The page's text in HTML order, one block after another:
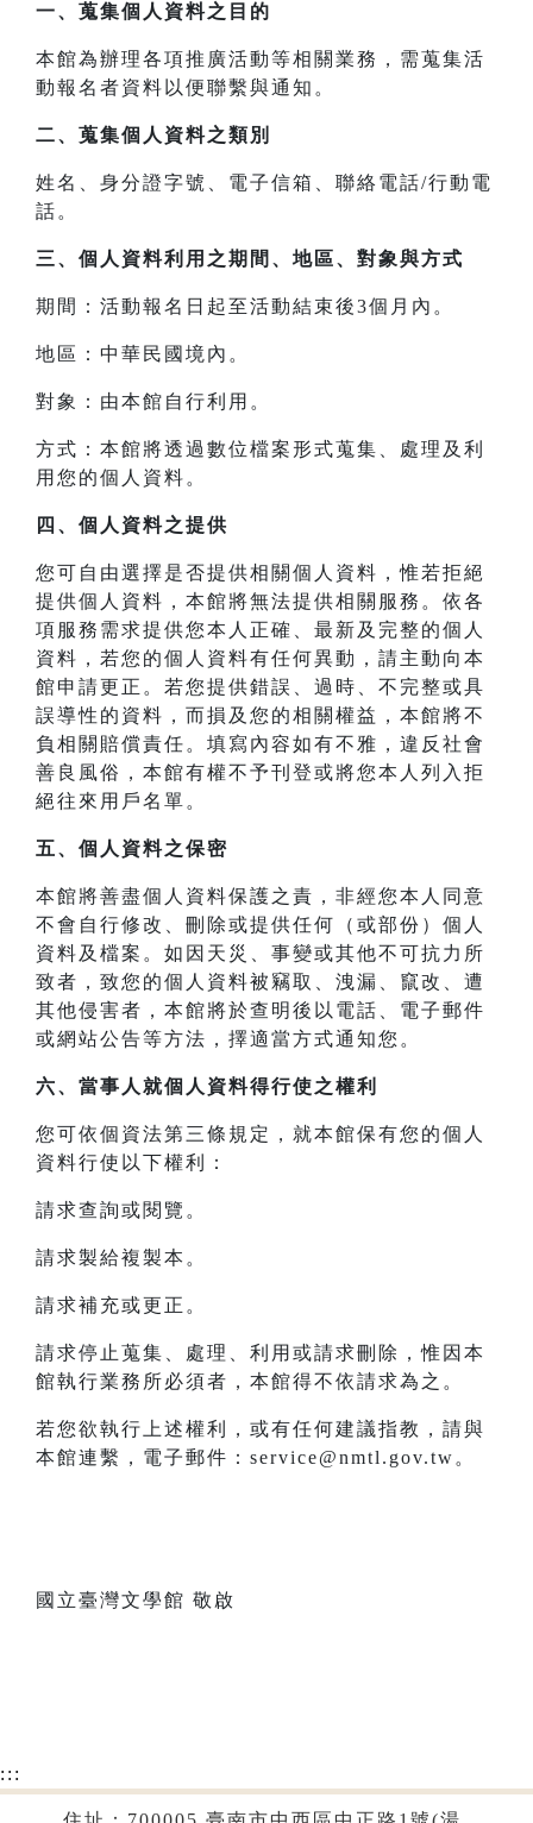
一、 蒐集個人資料之目的
本館為辦理各項推廣活動等相關業務，需蒐集活
動報名者資料以便聯繫與通知。
二、 蒐集個人資料之類別
姓名、身分證字號、電子信箱、聯絡電話/行動電
話。
三、 個人資料利用之期間、地區、對象與方式
期間：活動報名日起至活動結束後3個月內。
地區：中華民國境內。
對象：由本館自行利用。
方式：本館將透過數位檔案形式蒐集、處理及利
用您的個人資料。
四、 個人資料之提供
您可自由選擇是否提供相關個人資料，惟若拒絕
提供個人資料，本館將無法提供相關服務。依各
項服務需求提供您本人正確、最新及完整的個人
資料，若您的個人資料有任何異動，請主動向本
館申請更正。若您提供錯誤、過時、不完整或具
誤導性的資料，而損及您的相關權益，本館將不
負相關賠償責任。填寫內容如有不雅，違反社會
善良風俗，本館有權不予刊登或將您本人列入拒
絕往來用戶名單。
五、個人資料之保密
本館將善盡個人資料保護之責，非經您本人同意
不會自行修改、刪除或提供任何（或部份）個人
資料及檔案。如因天災、事變或其他不可抗力所
致者，致您的個人資料被竊取、洩漏、竄改、遭
其他侵害者，本館將於查明後以電話、電子郵件
或網站公告等方法，擇適當方式通知您。
六、當事人就個人資料得行使之權利
您可依個資法第三條規定，就本館保有您的個人
資料行使以下權利：
請求查詢或閱覽。
請求製給複製本。
請求補充或更正。
請求停止蒐集、處理、利用或請求刪除，惟因本
館執行業務所必須者，本館得不依請求為之。
若您欲執行上述權利，或有任何建議指教，請與
本館連繫，電子郵件：service@nmtl.gov.tw。
國立臺灣文學館 敬啟
:::